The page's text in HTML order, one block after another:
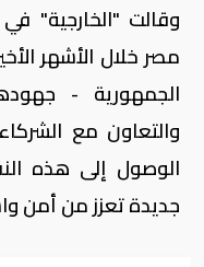
وقالت "الخارجية" في
مصر خلال الأشهر
الجمهورية -
والتعاون مع
الوصول إلى هذه
جديدة تعزز من أمن